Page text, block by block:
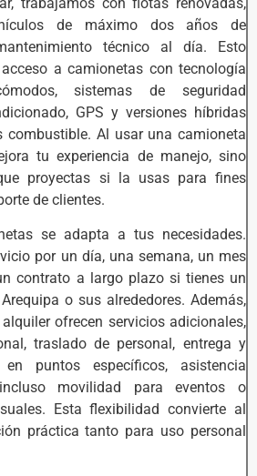
de máximo dos años de
técnico al día. Esto
a camionetas con tecnología
sistemas de seguridad
GPS y versiones híbridas
combustible. Al usar una camioneta
tu experiencia de manejo, sino
proyectas si la usas para fines
de clientes.
se adapta a tus necesidades.
por un día, una semana, un mes
contrato a largo plazo si tienes un
o sus alrededores. Además,
ofrecen servicios adicionales,
traslado de personal, entrega y
puntos específicos, asistencia
movilidad para eventos o
Esta flexibilidad convierte al
práctica tanto para uso personal